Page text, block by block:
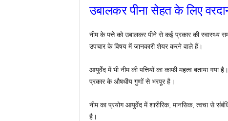
उबालकर पीना सेहत के लिए
नीम के पत्ते को उबालकर पीने से कई प्रकार की
उपचार के विषय में जानकारी शेयर करने वाले हैं।
आयुर्वेद में भी नीम की पत्तियों का काफी महत्व बताया
प्रकार के औषधीय गुणों से भरपूर है।
नीम का प्रयोग आयुर्वेद में शारीरिक, मानसिक, त्वचा से
है।